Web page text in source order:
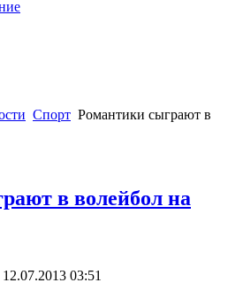
Спорт Романтики сыграют в
в волейбол на
03:51